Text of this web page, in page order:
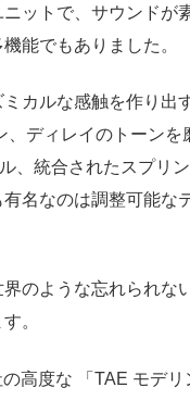
ットで、サウンドが
能でもありました。
ミカルな感触を作り出
、ディレイのトーンを
、統合されたスプリ
名なのは調整可能な
のような忘れられな
。
高度な 「TAE モデリ